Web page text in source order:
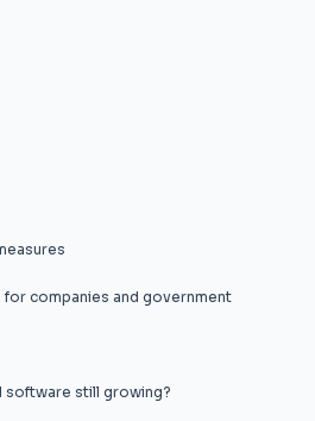
for companies and government
software still growing?